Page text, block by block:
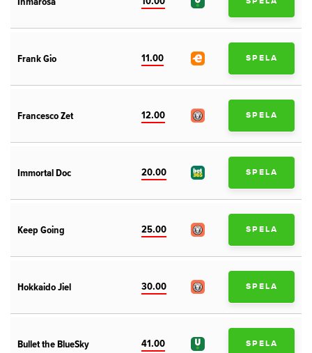
Frank Gio 11.00 SPELA
Francesco Zet 12.00 SPELA
Immortal Doc 20.00 SPELA
Keep Going 25.00 SPELA
Hokkaido Jiel 30.00 SPELA
Bullet the BlueSky 41.00 SPELA